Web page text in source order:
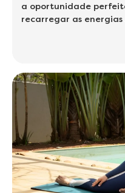
a oportunidade
recarregar as energias